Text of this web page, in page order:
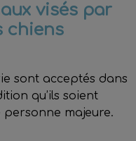
visés par
chiens
sont acceptés dans
qu’ils soient
majeure.